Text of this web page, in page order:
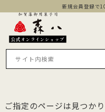
新規会員登録で
公式オンラインショップ
ご指定のページは見つかり